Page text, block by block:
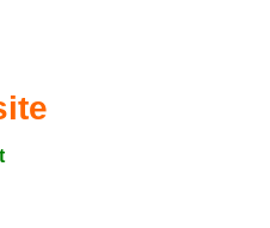
Galerie de photos